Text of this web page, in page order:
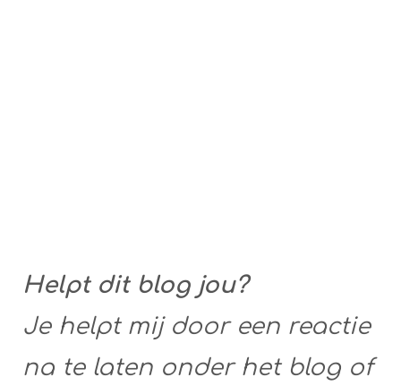
Helpt dit blog jou?
Je helpt mij door een reactie
na te laten onder het blog of